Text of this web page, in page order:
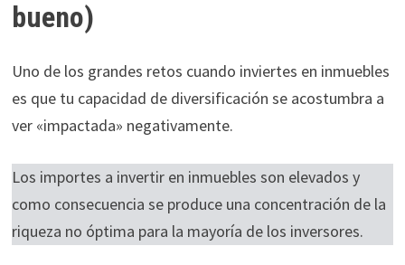
bueno)
Uno de los grandes retos cuando inviertes en inmuebles
es que tu capacidad de diversificación se acostumbra a
ver «impactada» negativamente.
Los importes a invertir en inmuebles son elevados y
como consecuencia se produce una concentración de la
riqueza no óptima para la mayoría de los inversores.